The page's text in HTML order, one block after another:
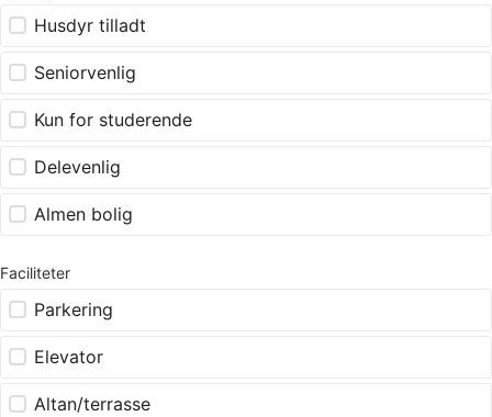
Husdyr tilladt
Seniorvenlig
Kun for studerende
Delevenlig
Almen bolig
Faciliteter
Parkering
Elevator
Altan/terrasse